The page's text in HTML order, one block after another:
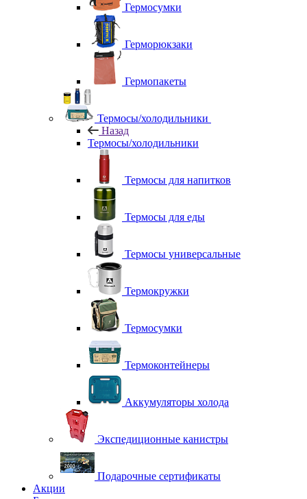
Гермосумки
Герморюкзаки
Гермопакеты
Термосы/холодильники
Назад
Термосы/холодильники
Термосы для напитков
Термосы для еды
Термосы универсальные
Термокружки
Термосумки
Термоконтейнеры
Аккумуляторы холода
Экспедиционные канистры
Подарочные сертификаты
Акции